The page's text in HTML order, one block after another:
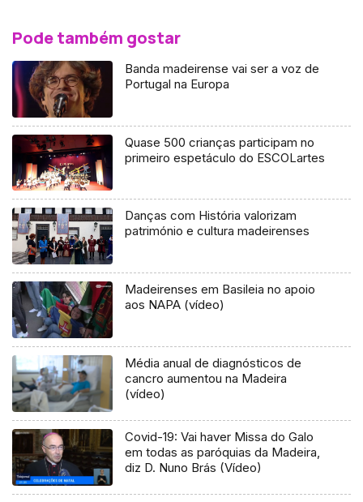
Pode também gostar
Banda madeirense vai ser a voz de
Portugal na Europa
Quase 500 crianças participam no
primeiro espetáculo do ESCOLartes
Danças com História valorizam
património e cultura madeirenses
Madeirenses em Basileia no apoio
aos NAPA (vídeo)
Média anual de diagnósticos de
cancro aumentou na Madeira
(vídeo)
Covid-19: Vai haver Missa do Galo
em todas as paróquias da Madeira,
diz D. Nuno Brás (Vídeo)